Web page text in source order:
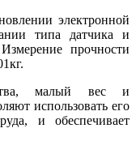
электронной
типа датчика и
прочности
малый вес и
использовать его
и обеспечивает